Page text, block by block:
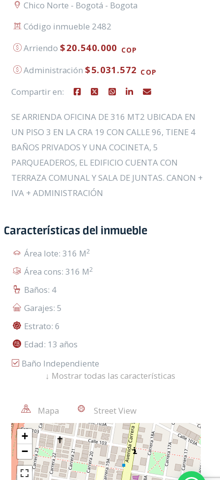
Chico Norte - Bogotá - Bogota
Código inmueble 2482
Arriendo$20.540.000 COP
Administración$5.031.572 COP
Compartir en:
SE ARRIENDA OFICINA DE 316 MT2 UBICADA EN
UN PISO 3 EN LA CRA 19 CON CALLE 96, TIENE 4
BAÑOS PRIVADOS Y UNA COCINETA, 5
PARQUEADEROS, EL EDIFICIO CUENTA CON
TERRAZA COMUNAL Y SALA DE JUNTAS. CANON +
IVA + ADMINISTRACIÓN
Características del inmueble
Área lote: 316 M2
Área cons: 316 M2
Baños: 4
Garajes: 5
Estrato: 6
Edad: 13 años
Baño Independiente
Auditorio
Zona Comercial
Circuito Cerrado De Tv
Salas De Reuniones Comunales
Trans. Público Cercano
↓ Mostrar todas las características
Mapa Street View